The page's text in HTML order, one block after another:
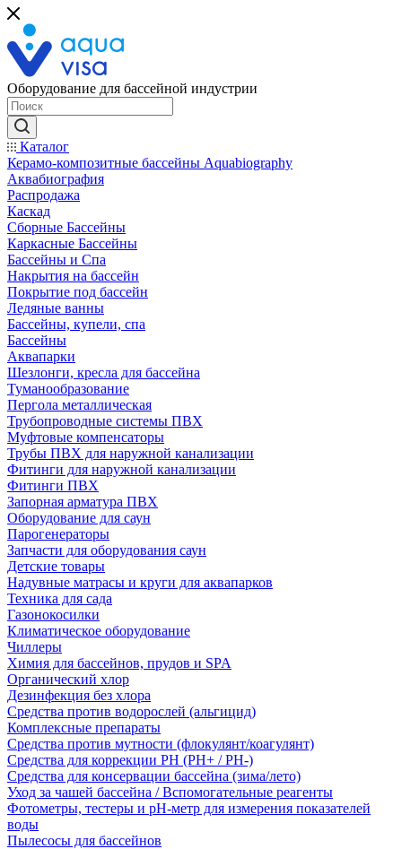
Оборудование для бассейной индустрии
Каталог
Керамо-композитные бассейны Aquabiography
Аквабиография
Распродажа
Каскад
Сборные Бассейны
Каркасные Бассейны
Бассейны и Спа
Накрытия на бассейн
Покрытие под бассейн
Ледяные ванны
Бассейны, купели, спа
Бассейны
Аквапарки
Шезлонги, кресла для бассейна
Туманообразование
Пергола металлическая
Трубопроводные системы ПВХ
Муфтовые компенсаторы
Трубы ПВХ для наружной канализации
Фитинги для наружной канализации
Фитинги ПВХ
Запорная арматура ПВХ
Оборудование для саун
Парогенераторы
Запчасти для оборудования саун
Детские товары
Надувные матрасы и круги для аквапарков
Техника для сада
Газонокосилки
Климатическое оборудование
Чиллеры
Химия для бассейнов, прудов и SPA
Органический хлор
Дезинфекция без хлора
Средства против водорослей (альгицид)
Комплексные препараты
Средства против мутности (флокулянт/коагулянт)
Средства для коррекции PH (PH+ / PH-)
Средства для консервации бассейна (зима/лето)
Уход за чашей бассейна / Вспомогательные реагенты
Фотометры, тестеры и рН-метр для измерения показателей
воды
Пылесосы для бассейнов